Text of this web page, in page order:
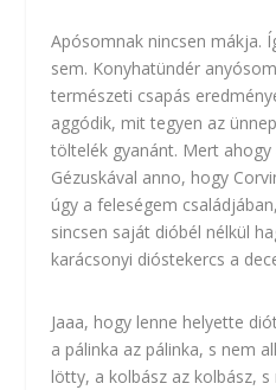
Apósomnak nincsen mákja.
sem. Konyhatündér
természeti csapás
aggódik, mit tegyen az
töltelék gyanánt. Mert ahogy
Gézuskával anno, hogy
úgy a feleségem
sincsen saját dióbél nélkül
karácsonyi dióstekercs a
Jaaa, hogy lenne helyette
a pálinka az pálinka, s nem
lötty, a kolbász az kolbász,